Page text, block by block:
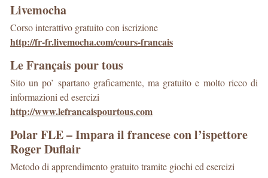
Livemocha
Corso interattivo gratuito con iscrizione
http://fr-fr.livemocha.com/cours-francais
Le Français pour tous
Sito un po’ spartano graficamente, ma gratuito e molto ricco di
informazioni ed esercizi
http://www.lefrancaispourtous.com
Polar FLE – Impara il francese con l’ispettore
Roger Duflair
Metodo di apprendimento gratuito tramite giochi ed esercizi